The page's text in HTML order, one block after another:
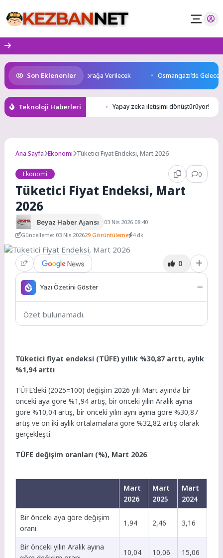
to
content
Son Eklenenler
Makedonya’da Toprağa Verilecek Osmangazi’de Geleceğin
Teknoloji Haberleri Yapay zeka iletişimi dönüştürüyor!
Ana Sayfa Ekonomi Tüketici Fiyat Endeksi, Mart 2026
Ekonomi 0
Tüketici Fiyat Endeksi, Mart
2026
Beyaz Haber Ajansı
03 Nis 2026 08:40
Güncelleme: 03 Nis 202629 Görüntüleme 4 dk.
0
Yazı Özetini Göster
Özet bulunamadı.
Tüketici fiyat endeksi (TÜFE) yıllık %30,87 arttı, aylık
%1,94 arttı
TÜFE’deki (2025=100) değişim 2026 yılı Mart ayında bir
önceki aya göre %1,94 artış, bir önceki yılın Aralık ayına
göre %10,04 artış, bir önceki yılın aynı ayına göre %30,87
artış ve on iki aylık ortalamalara göre %32,82 artış olarak
gerçekleşti.
TÜFE değişim oranları (%), Mart 2026
Mart
2026
Mart
2025
Mart
2024
Bir önceki aya göre değişim
oranı
1,94 2,46 3,16
Bir önceki yılın Aralık ayına
10,04 10,06 15,06